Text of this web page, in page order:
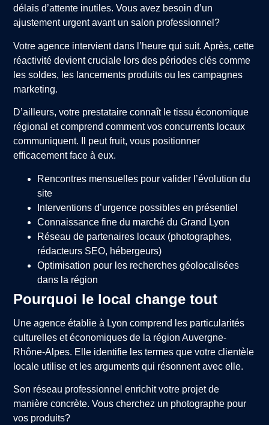
délais d’attente inutiles. Vous avez besoin d’un
ajustement urgent avant un salon professionnel?
Votre agence intervient dans l’heure qui suit. Après, cette
réactivité devient cruciale lors des périodes clés comme
les soldes, les lancements produits ou les campagnes
marketing.
D’ailleurs, votre prestataire connaît le tissu économique
régional et comprend comment vos concurrents locaux
communiquent. Il peut fruit, vous positionner
efficacement face à eux.
Rencontres mensuelles pour valider l’évolution du
site
Interventions d’urgence possibles en présentiel
Connaissance fine du marché du Grand Lyon
Réseau de partenaires locaux (photographes,
rédacteurs SEO, hébergeurs)
Optimisation pour les recherches géolocalisées
dans la région
Pourquoi le local change tout
Une agence établie à Lyon comprend les particularités
culturelles et économiques de la région Auvergne-
Rhône-Alpes. Elle identifie les termes que votre clientèle
locale utilise et les arguments qui résonnent avec elle.
Son réseau professionnel enrichit votre projet de
manière concrète. Vous cherchez un photographe pour
vos produits?